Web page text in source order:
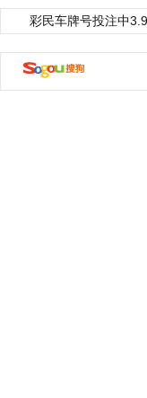
彩民车牌号投注中